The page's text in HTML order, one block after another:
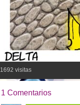
1692 visitas
1 Comentarios